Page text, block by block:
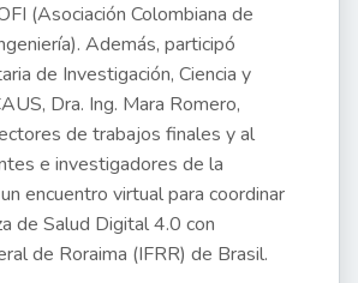
(Asociación Colombiana de
Además, participó
de Investigación, Ciencia y
Dra. Ing. Mara Romero,
de trabajos finales y al
e investigadores de la
encuentro virtual para coordinar
de Salud Digital 4.0 con
de Roraima (IFRR) de Brasil.